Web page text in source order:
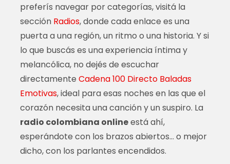
preferís navegar por categorías, visitá la
sección Radios, donde cada enlace es una
puerta a una región, un ritmo o una historia. Y si
lo que buscás es una experiencia íntima y
melancólica, no dejés de escuchar
directamente Cadena 100 Directo Baladas
Emotivas, ideal para esas noches en las que el
corazón necesita una canción y un suspiro. La
radio colombiana onlineestá ahí,
esperándote con los brazos abiertos… o mejor
dicho, con los parlantes encendidos.